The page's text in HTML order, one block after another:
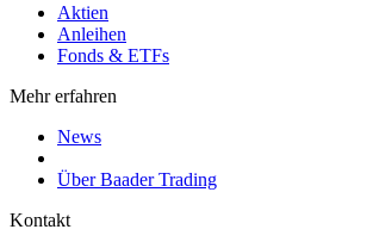
Aktien
Anleihen
Fonds & ETFs
Mehr erfahren
News
Über Baader Trading
Kontakt